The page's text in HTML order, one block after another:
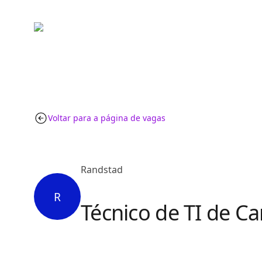
Voltar para a página de vagas
R
Randstad
Técnico de TI de